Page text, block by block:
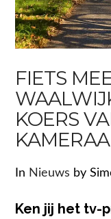
FIETS
KOERS
In Nieuws by
Ken jij het tv-